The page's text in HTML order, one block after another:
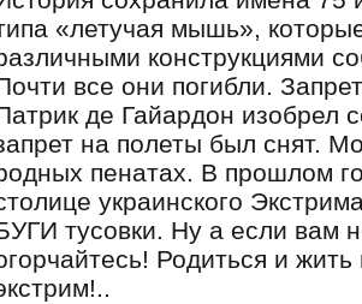
«летучая мышь»,
конструкциями
все они погибли.
де Гайардон изобрел
на полеты был снят.
пенатах. В прошлом
украинского
тусовки. Ну а если вам
Родиться и